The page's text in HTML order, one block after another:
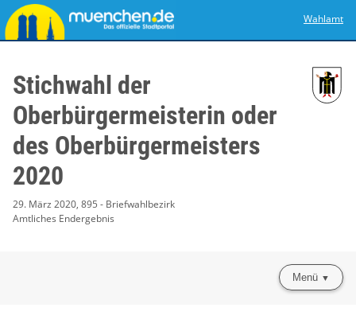
Wahlamt
Stichwahl der
Oberbürgermeisterin oder
des Oberbürgermeisters
2020
29. März 2020, 895 - Briefwahlbezirk
Amtliches Endergebnis
Menü